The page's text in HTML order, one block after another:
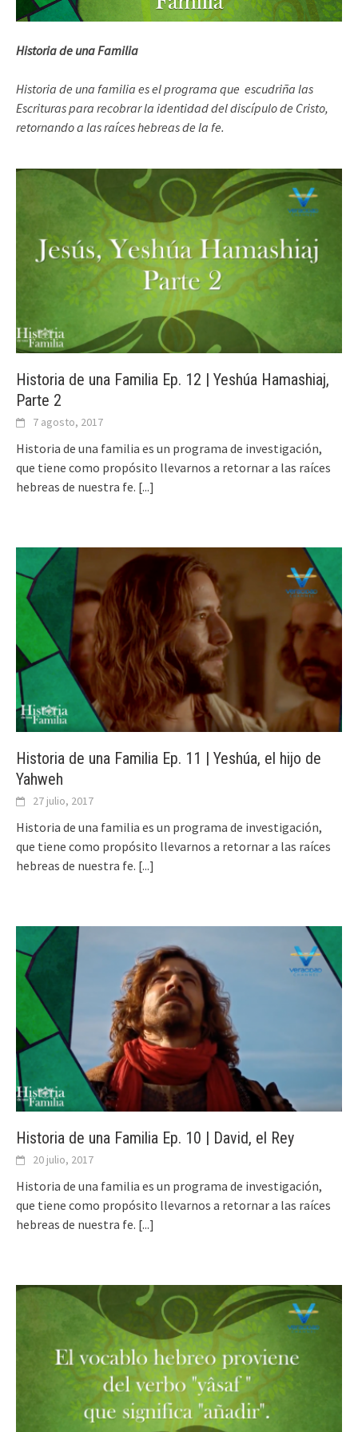
Historia de una Familia
Historia de una familia es el programa que escudriña las
Escrituras para recobrar la identidad del discípulo de Cristo,
retornando a las raíces hebreas de la fe.
Historia de una Familia Ep. 12 | Yeshúa Hamashiaj,
Parte 2
7 agosto, 2017
Historia de una familia es un programa de investigación,
que tiene como propósito llevarnos a retornar a las raíces
hebreas de nuestra fe. [...]
Historia de una Familia Ep. 11 | Yeshúa, el hijo de
Yahweh
27 julio, 2017
Historia de una familia es un programa de investigación,
que tiene como propósito llevarnos a retornar a las raíces
hebreas de nuestra fe. [...]
Historia de una Familia Ep. 10 | David, el Rey
20 julio, 2017
Historia de una familia es un programa de investigación,
que tiene como propósito llevarnos a retornar a las raíces
hebreas de nuestra fe. [...]